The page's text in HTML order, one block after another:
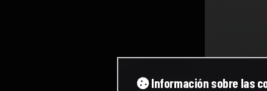
Información sobre las